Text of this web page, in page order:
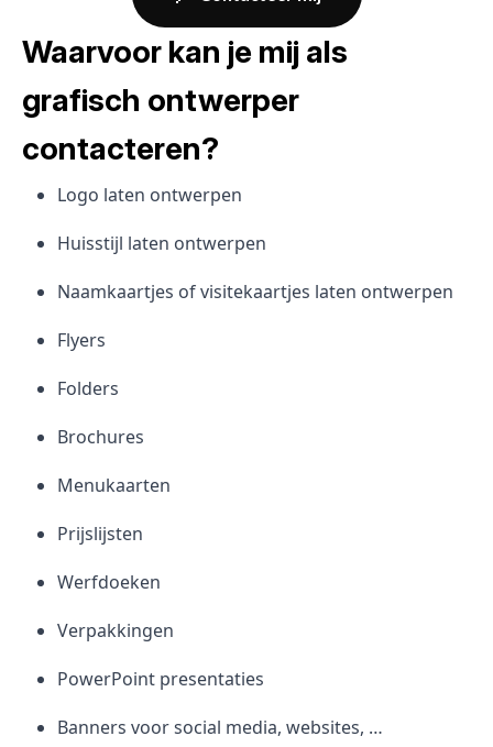
Waarvoor kan je mij als
grafisch ontwerper
contacteren?
Logo laten ontwerpen
Huisstijl laten ontwerpen
Naamkaartjes of visitekaartjes laten ontwerpen
Flyers
Folders
Brochures
Menukaarten
Prijslijsten
Werfdoeken
Verpakkingen
PowerPoint presentaties
Banners voor social media, websites, …